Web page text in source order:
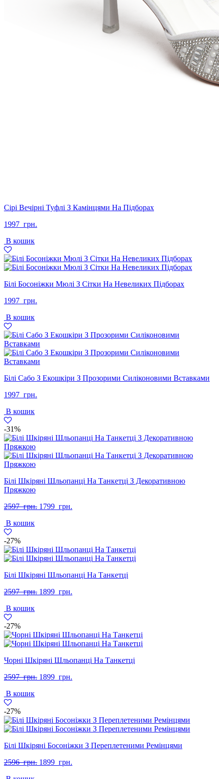
Сірі Вечірні Туфлі З Камінцями На Підборах
1997 грн.
В кошик
Білі Босоніжки Мюлі З Сітки На Невеликих Підборах
1997 грн.
В кошик
Білі Сабо З Екошкіри З Прозорими Силіконовими Вставками
1997 грн.
В кошик
-31%
Білі Шкіряні Шльопанці На Танкетці З Декоративною
Пряжкою
2597 грн. Оригінальна
1799 грн.
В кошик
-27%
Білі Шкіряні Шльопанці На Танкетці
2597 грн. Оригінальна
1899 грн.
В кошик
-27%
Чорні Шкіряні Шльопанці На Танкетці
2597 грн. Оригінальна
1899 грн.
В кошик
-27%
Білі Шкіряні Босоніжки З Переплетеними Ремінцями
2596 грн. Оригінальна
1899 грн.